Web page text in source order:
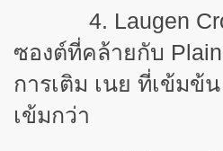
4. Laugen
ซองต์ที่คล้ายกับ
การเติม เนย ที่เข้มข้
เข้มกว่า